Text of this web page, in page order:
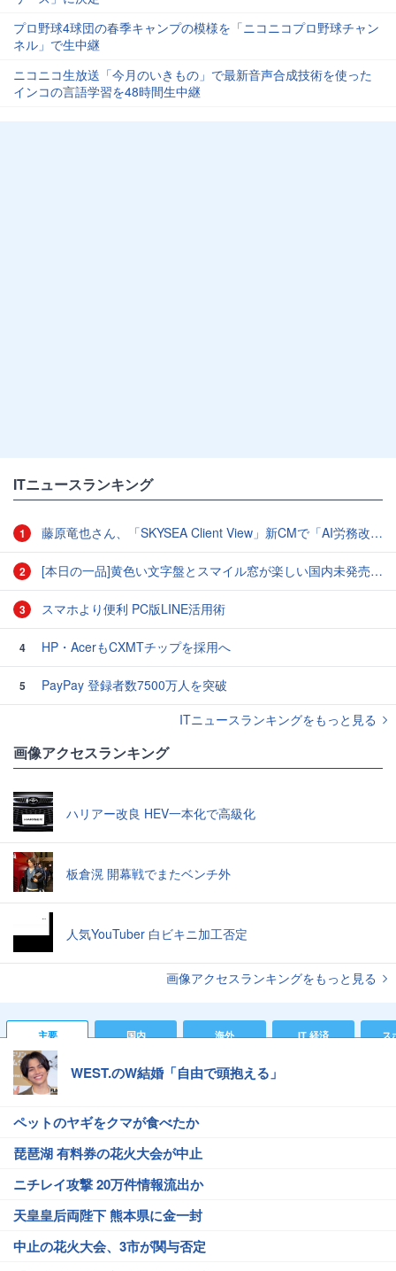
プロ野球4球団の春季キャンプの模様を「ニコニコプロ野球チャン
ネル」で生中継
ニコニコ生放送「今月のいきもの」で最新音声合成技術を使った
インコの言語学習を48時間生中継
ITニュースランキング
1 藤原竜也さん、「SKYSEA Client View」新CMで「AI労務改善」をアピール 働き方をAIが分析したら「すぐに休んで」と言われる？
2 [本日の一品]黄色い文字盤とスマイル窓が楽しい国内未発売のCASIO「AMW-880D」
3 スマホより便利 PC版LINE活用術
4 HP・AcerもCXMTチップを採用へ
5
PayPay 登録者数7500万人を突破
ITニュースランキングをもっと見る
画像アクセスランキング
ハリアー改良 HEV一本化で高級化
板倉滉 開幕戦でまたベンチ外
人気YouTuber 白ビキニ加工否定
画像アクセスランキングをもっと見る
主要 国内 海外 IT 経済 ス
WEST.のW結婚「自由で頭抱える」
ペットのヤギをクマが食べたか
琵琶湖 有料券の花火大会が中止
ニチレイ攻撃 20万件情報流出か
天皇皇后両陛下 熊本県に金一封
中止の花火大会、3市が関与否定